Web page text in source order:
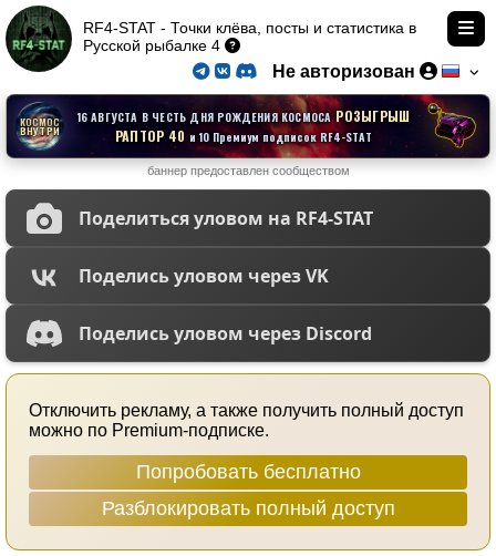
Не авторизован
RF4-STAT - Точки клёва, посты и статистика в
Русской рыбалке 4
КОСМОС
ВНУТРИ
16 АВГУСТА В ЧЕСТЬ ДНЯ РОЖДЕНИЯ КОСМОСА РОЗЫГРЫШ
РАПТОР 40 и 10 Премиум подписок RF4-STAT
баннер предоставлен сообществом
Поделиться уловом на RF4-STAT
Поделись уловом через VK
Поделись уловом через Discord
Отключить рекламу, а также получить полный доступ
можно по Premium-подписке.
Попробовать бесплатно
Разблокировать полный доступ